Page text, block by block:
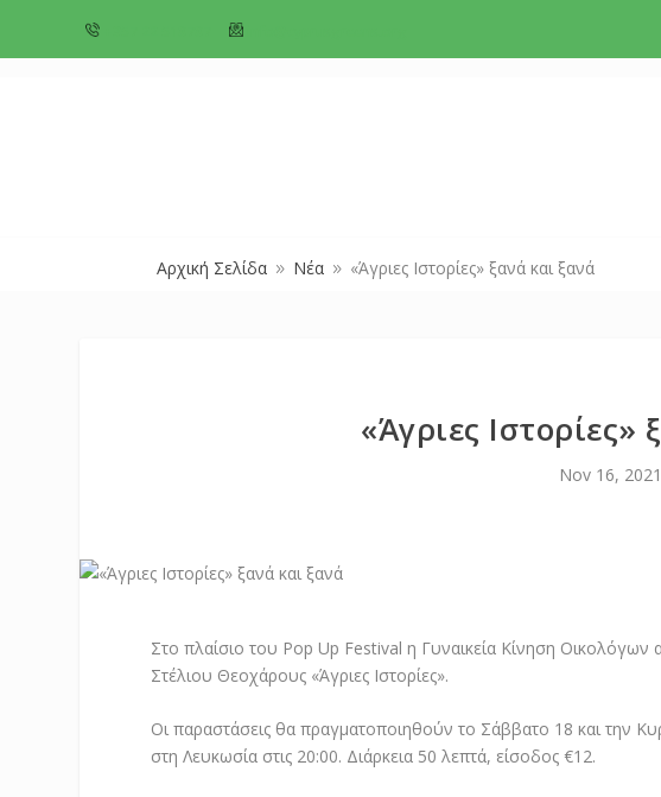
Αρχική Σελίδα 9 Νέα 9 «Άγριες Ιστορίες» ξανά και ξανά
«Άγριες Ιστορίες»
Nov 16, 2021
Στο πλαίσιο του Pop Up Festival η Γυναικεία Κίνηση Οικολόγων
Στέλιου Θεοχάρους «Άγριες Ιστορίες».
Οι παραστάσεις θα πραγματοποιηθούν το Σάββατο 18 και την
στη Λευκωσία στις 20:00. Διάρκεια 50 λεπτά, είσοδος €12.